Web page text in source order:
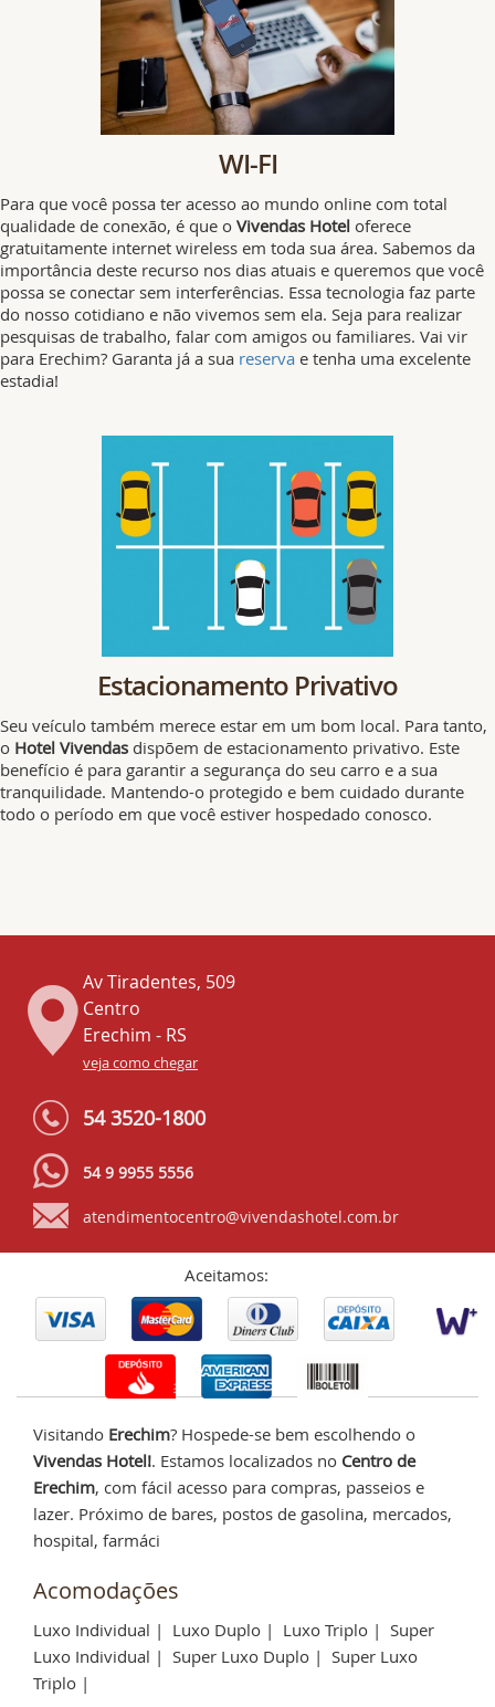
WI-FI
Para que você possa ter acesso ao mundo online com total
qualidade de conexão, é que o Vivendas Hotel oferece
gratuitamente internet wireless em toda sua área. Sabemos da
importância deste recurso nos dias atuais e queremos que você
possa se conectar sem interferências. Essa tecnologia faz parte
do nosso cotidiano e não vivemos sem ela. Seja para realizar
pesquisas de trabalho, falar com amigos ou familiares. Vai vir
para Erechim? Garanta já a sua reserva e tenha uma excelente
estadia!
Estacionamento Privativo
Seu veículo também merece estar em um bom local. Para tanto,
o Hotel Vivendas dispõem de estacionamento privativo. Este
benefício é para garantir a segurança do seu carro e a sua
tranquilidade. Mantendo-o protegido e bem cuidado durante
todo o período em que você estiver hospedado conosco.
Av Tiradentes, 509
Centro
Erechim - RS
veja como chegar
54 3520-1800
54 9 9955 5556
atendimentocentro@vivendashotel.com.br
Aceitamos:
Visitando Erechim? Hospede-se bem escolhendo o
Vivendas Hotel!. Estamos localizados no Centro de
Erechim, com fácil acesso para compras, passeios e
lazer. Próximo de bares, postos de gasolina, mercados,
hospital, farmáci
Acomodações
Luxo Individual | Luxo Duplo | Luxo Triplo | Super
Luxo Individual | Super Luxo Duplo | Super Luxo
Triplo |